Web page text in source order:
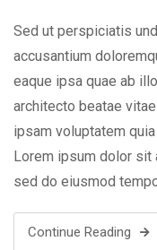
Sed ut perspiciatis
accusantium
eaque ipsa quae ab
architecto beatae
ipsam voluptatem
Lorem ipsum dolor sit
sed do eiusmod
Continue Reading